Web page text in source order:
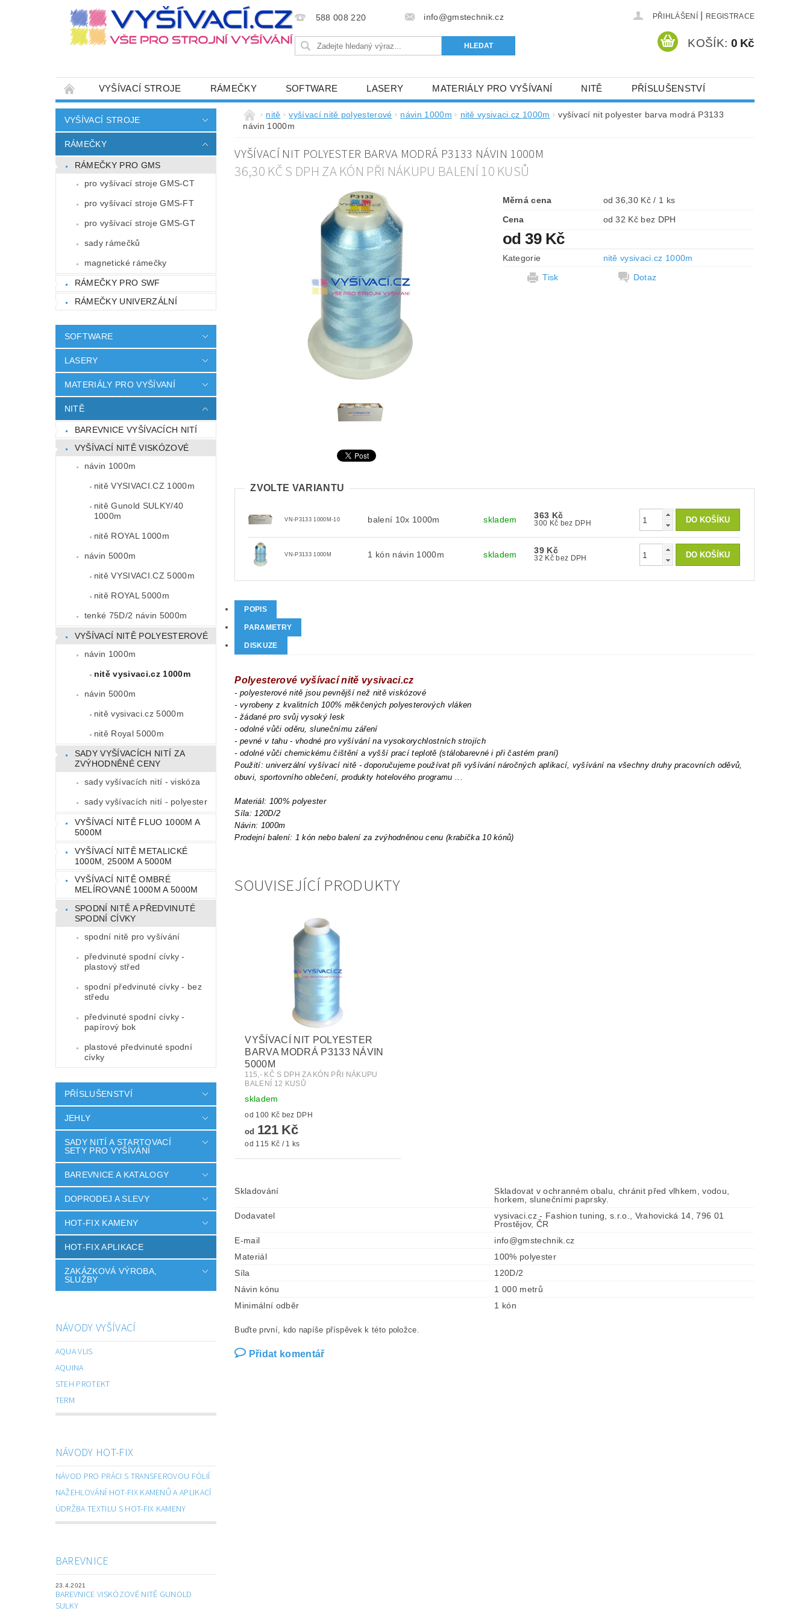
588 008 220 info@gmstechnik.cz PŘIHLÁŠENÍ REGISTRACE
KOŠÍK: 0 Kč
VYŠÍVACÍ STROJE RÁMEČKY SOFTWARE LASERY MATERIÁLY PRO VYŠÍVANÍ NITĚ PŘÍSLUŠENSTVÍ
JEHLY SADY NITÍ A STARTOVACÍ SETY PRO VYŠÍVÁNÍ BAREVNICE A KATALOGY DOPRODEJ A SLEVY HOT-FIX KAMENY
HOT-FIX APLIKACE ZAKÁZKOVÁ VÝROBA, SLUŽBY
CENÍK DOPRAVY (NÁKLADŮ EXPEDICE) PLATNÝ OD 6. 5.2024 OBCHODNÍ PODMÍNKY PRO E-SHOP VYSIVACI.CZ
ZÁSADY OCHRANY OSOBNÍCH ÚDAJŮ
VYŠÍVACÍ STROJE
RÁMEČKY
RÁMEČKY PRO GMS
pro vyšívací stroje GMS-CT
pro vyšívací stroje GMS-FT
pro vyšívací stroje GMS-GT
sady rámečků
magnetické rámečky
RÁMEČKY PRO SWF
RÁMEČKY UNIVERZÁLNÍ
SOFTWARE
LASERY
MATERIÁLY PRO VYŠÍVANÍ
NITĚ
BAREVNICE VYŠÍVACÍCH NITÍ
VYŠÍVACÍ NITĚ VISKÓZOVÉ
návin 1000m
nitě VYSIVACI.CZ 1000m
nitě Gunold SULKY/40
1000m
nitě ROYAL 1000m
návin 5000m
nitě VYSIVACI.CZ 5000m
nitě ROYAL 5000m
tenké 75D/2 návin 5000m
VYŠÍVACÍ NITĚ POLYESTEROVÉ
návin 1000m
nitě vysivaci.cz 1000m
návin 5000m
nitě vysivaci.cz 5000m
nitě Royal 5000m
SADY VYŠÍVACÍCH NITÍ ZA
ZVÝHODNĚNÉ CENY
sady vyšívacích nití - viskóza
sady vyšívacích nití - polyester
VYŠÍVACÍ NITĚ FLUO 1000M A
5000M
VYŠÍVACÍ NITĚ METALICKÉ
1000M, 2500M A 5000M
VYŠÍVACÍ NITĚ OMBRÉ
MELÍROVANÉ 1000M A 5000M
SPODNÍ NITĚ A PŘEDVINUTÉ
SPODNÍ CÍVKY
spodní nitě pro vyšívání
předvinuté spodní cívky -
plastový střed
spodní předvinuté cívky - bez
středu
předvinuté spodní cívky -
papírový bok
plastové předvinuté spodní
cívky
PŘÍSLUŠENSTVÍ
JEHLY
SADY NITÍ A STARTOVACÍ
SETY PRO VYŠÍVÁNÍ
BAREVNICE A KATALOGY
DOPRODEJ A SLEVY
HOT-FIX KAMENY
HOT-FIX APLIKACE
ZAKÁZKOVÁ VÝROBA,
SLUŽBY
NÁVODY VYŠÍVACÍ
AQUA VLIS
AQUINA
STEH PROTEKT
TERM
NÁVODY HOT-FIX
NÁVOD PRO PRÁCI S TRANSFEROVOU FÓLIÍ
NAŽEHLOVÁNÍ HOT-FIX KAMENŮ A APLIKACÍ
ÚDRŽBA TEXTILU S HOT-FIX KAMENY
BAREVNICE
23.4.2021
BAREVNICE VISKÓZOVÉ NITĚ GUNOLD
SULKY
nitě vyšívací nitě polyesterové návin 1000m nitě vysivaci.cz 1000m
vyšívací nit polyester barva modrá P3133
návin 1000m
VYŠÍVACÍ NIT POLYESTER BARVA MODRÁ P3133 NÁVIN 1000M
36,30 KČ S DPH ZA KÓN PŘI NÁKUPU BALENÍ 10 KUSŮ
Měrná cena
od 36,30 Kč / 1 ks
Cena
od 32 Kč bez DPH
od 39 Kč
Kategorie
nitě vysivaci.cz 1000m
Tisk
Dotaz
ZVOLTE VARIANTU
VN-P3133 1000M-10 balení 10x 1000m skladem 363 Kč
300 Kč bez DPH
VN-P3133 1000M 1 kón návin 1000m skladem 39 Kč
32 Kč bez DPH
POPIS
PARAMETRY
DISKUZE
Polyesterové vyšívací nitě vysivaci.cz
- polyesterové nitě jsou pevnější než nitě viskózové
- vyrobeny z kvalitních 100% měkčených polyesterových vláken
- žádané pro svůj vysoký lesk
- odolné vůči oděru, slunečnímu záření
- pevné v tahu - vhodné pro vyšívání na vysokorychlostních strojích
- odolné vůči chemickému čištění a vyšší prací teplotě (stálobarevné i při častém praní)
Použití: univerzální vyšívací nitě - doporučujeme používat při vyšívání náročných aplikací, vyšívání na všechny druhy pracovních oděvů,
obuvi, sportovního oblečení, produkty hotelového programu ...
Materiál: 100% polyester
Síla: 120D/2
Návin: 1000m
Prodejní balení: 1 kón nebo balení za zvýhodněnou cenu (krabička 10 kónů)
SOUVISEJÍCÍ PRODUKTY
VYŠÍVACÍ NIT POLYESTER
BARVA MODRÁ P3133 NÁVIN
5000M
115,- KČ S DPH ZA KÓN PŘI NÁKUPU
BALENÍ 12 KUSŮ
skladem
od 100 Kč bez DPH
od 121 Kč
od 115 Kč / 1 ks
Skladování
Skladovat v ochranném obalu, chránit před vlhkem, vodou,
horkem, slunečními paprsky.
Dodavatel
vysivaci.cz - Fashion tuning, s.r.o., Vrahovická 14, 796 01
Prostějov, ČR
E-mail
info@gmstechnik.cz
Materiál
100% polyester
Síla
120D/2
Návin kónu
1 000 metrů
Minimální odběr
1 kón
Buďte první, kdo napíše příspěvek k této položce.
Přidat komentář